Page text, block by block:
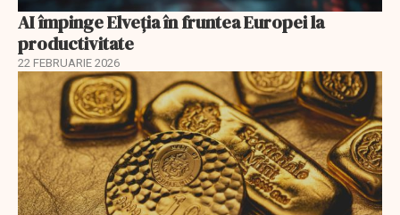
AI împinge Elveția în fruntea Europei la
productivitate
22 FEBRUARIE 2026